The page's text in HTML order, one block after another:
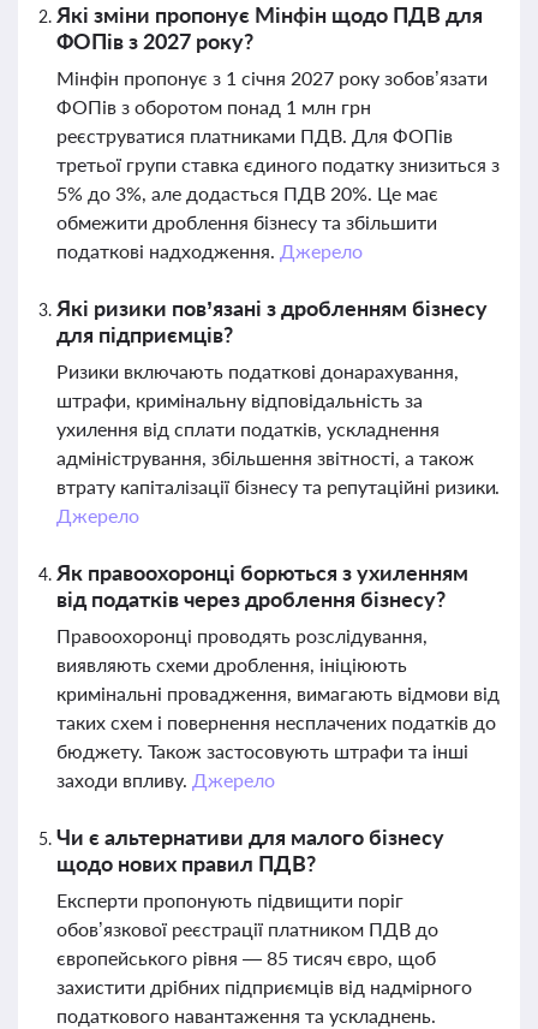
Які зміни пропонує Мінфін щодо ПДВ для
ФОПів з 2027 року?
Мінфін пропонує з 1 січня 2027 року зобов’язати
ФОПів з оборотом понад 1 млн грн
реєструватися платниками ПДВ. Для ФОПів
третьої групи ставка єдиного податку знизиться з
5% до 3%, але додасться ПДВ 20%. Це має
обмежити дроблення бізнесу та збільшити
податкові надходження. Джерело
Які ризики пов’язані з дробленням бізнесу
для підприємців?
Ризики включають податкові донарахування,
штрафи, кримінальну відповідальність за
ухилення від сплати податків, ускладнення
адміністрування, збільшення звітності, а також
втрату капіталізації бізнесу та репутаційні ризики.
Джерело
Як правоохоронці борються з ухиленням
від податків через дроблення бізнесу?
Правоохоронці проводять розслідування,
виявляють схеми дроблення, ініціюють
кримінальні провадження, вимагають відмови від
таких схем і повернення несплачених податків до
бюджету. Також застосовують штрафи та інші
заходи впливу. Джерело
Чи є альтернативи для малого бізнесу
щодо нових правил ПДВ?
Експерти пропонують підвищити поріг
обов’язкової реєстрації платником ПДВ до
європейського рівня — 85 тисяч євро, щоб
захистити дрібних підприємців від надмірного
податкового навантаження та ускладнень.